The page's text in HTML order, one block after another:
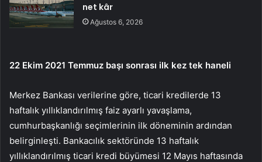
net kâr
Ağustos 6, 2026
22 Ekim 2021 Temmuz başı sonrası ilk kez tek haneli
Merkez Bankası verilerine göre, ticari kredilerde 13
haftalık yıllıklandırılmış faiz ayarlı yavaşlama,
cumhurbaşkanlığı seçimlerinin ilk döneminin ardından
belirginleşti. Bankacılık sektöründe 13 haftalık
yıllıklandırılmış ticari kredi büyümesi 12 Mayıs haftasında